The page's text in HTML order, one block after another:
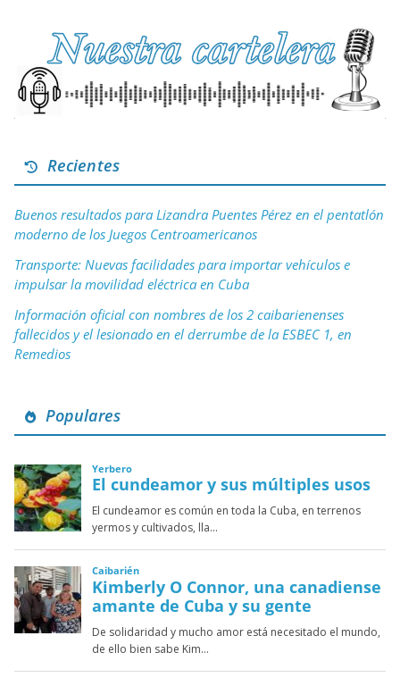
Recientes
Buenos resultados para Lizandra Puentes Pérez en el pentatlón
moderno de los Juegos Centroamericanos
Transporte: Nuevas facilidades para importar vehículos e
impulsar la movilidad eléctrica en Cuba
Información oficial con nombres de los 2 caibarienenses
fallecidos y el lesionado en el derrumbe de la ESBEC 1, en
Remedios
Populares